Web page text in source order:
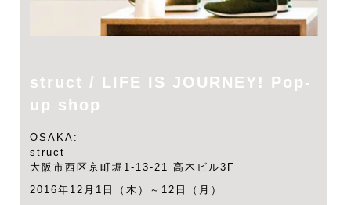
struct / LIFE IS JOURNEY! Pop-
up shop
OSAKA:
struct
大阪市西区京町堀1-13-21 高木ビル3F
2016年12月1日（木）～12日（月）